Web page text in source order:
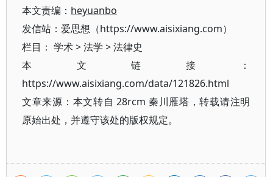
本文责编： heyuanbo
发信站：爱思想（https://www.aisixiang.com）
栏目： 学术>法学 >法律史
本文链接：
https://www.aisixiang.com/data/121826.html
文章来源：本文转自 28rcm 秦川雁塔，转载请注明
原始出处，并遵守该处的版权规定。